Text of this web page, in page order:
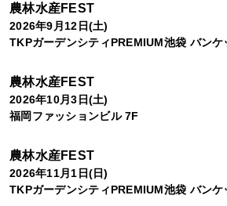
農林水産FEST
2026年9月12日(土)
TKPガーデンシティPREMIUM池袋 バンケ
農林水産FEST
2026年10月3日(土)
福岡ファッションビル 7F
農林水産FEST
2026年11月1日(日)
TKPガーデンシティPREMIUM池袋 バンケ